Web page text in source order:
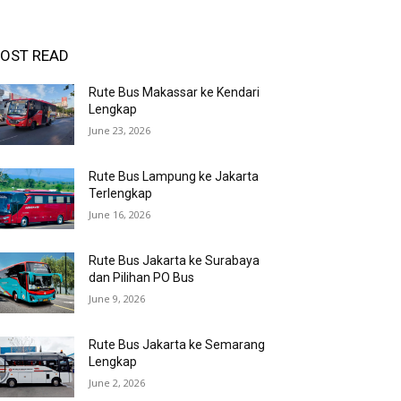
READ
Rute Bus Makassar ke Kendari
Lengkap
June 23, 2026
Rute Bus Lampung ke Jakarta
Terlengkap
June 16, 2026
Rute Bus Jakarta ke Surabaya
dan Pilihan PO Bus
June 9, 2026
Rute Bus Jakarta ke Semarang
Lengkap
June 2, 2026